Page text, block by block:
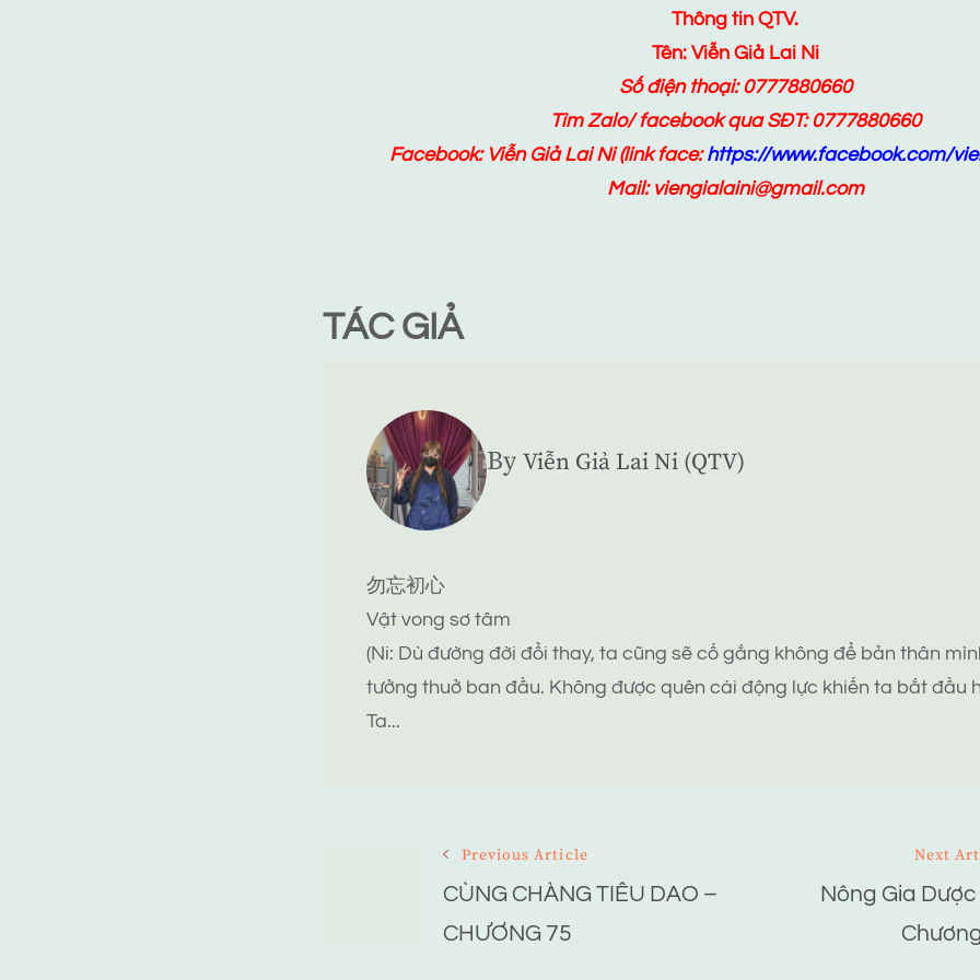
Thông tin QTV.
Tên: Viễn Giả Lai Ni
Số điện thoại: 0777880660
Tìm Zalo/ facebook qua SĐT: 0777880660
Facebook: Viễn Giả Lai Ni(link face:https://www.facebook.com/
Mail: viengialaini@gmail.com
TÁC GIẢ
By Viễn Giả Lai Ni (QTV)
勿忘初心
Vật vong sơ tâm
(Ni: Dù đường đời đổi thay, ta cũng sẽ cố gắng không để bản thân
tưởng thuở ban đầu. Không được quên cái động lực khiến ta bắt đầu
Ta...
Navigation
Previous Article
CÙNG CHÀNG TIÊU DAO –
CHƯƠNG 75
Next
Nông Gia Dược